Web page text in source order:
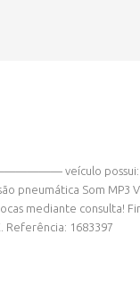
MARCA
veículo possui: Ar
pneumática Som MP3
mediante consulta!
Referência: 1683397